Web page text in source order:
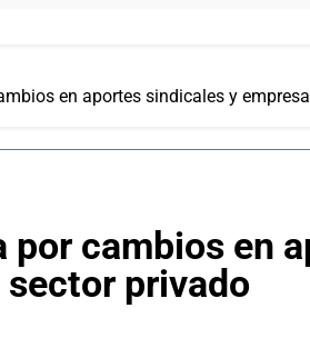
en aportes sindicales y
cambios en
privado